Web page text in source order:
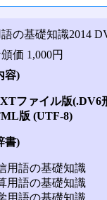
の基礎知識2014
価 1,000円
容)
ファイル版(.DV6
版 (UTF-8)
書)
用語の基礎知識
用語の基礎知識
用語の基礎知識